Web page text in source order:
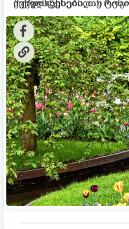
ხეები ზაფხულის